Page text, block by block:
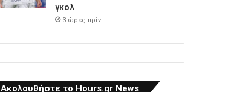
γκολ
3 ώρες πρίν
Ακολουθήστε το Hours.gr News